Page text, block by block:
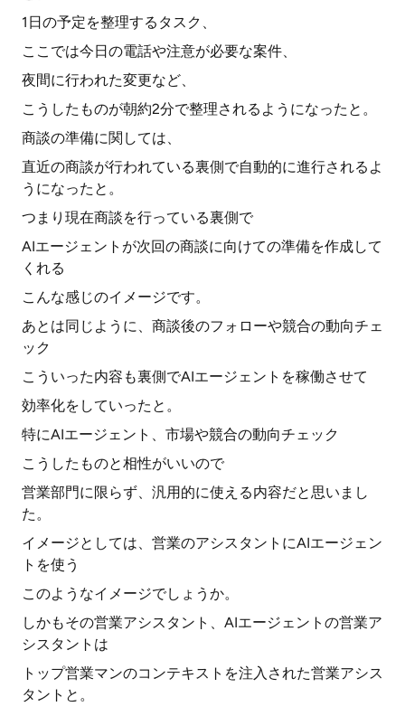
1日の予定を整理するタスク、
ここでは今日の電話や注意が必要な案件、
夜間に行われた変更など、
こうしたものが朝約2分で整理されるようになったと。
商談の準備に関しては、
直近の商談が行われている裏側で自動的に進行されるよ
うになったと。
つまり現在商談を行っている裏側で
AIエージェントが次回の商談に向けての準備を作成して
くれる
こんな感じのイメージです。
あとは同じように、商談後のフォローや競合の動向チェ
ック
こういった内容も裏側でAIエージェントを稼働させて
効率化をしていったと。
特にAIエージェント、市場や競合の動向チェック
こうしたものと相性がいいので
営業部門に限らず、汎用的に使える内容だと思いまし
た。
イメージとしては、営業のアシスタントにAIエージェン
トを使う
このようなイメージでしょうか。
しかもその営業アシスタント、AIエージェントの営業ア
シスタントは
トップ営業マンのコンテキストを注入された営業アシス
タントと。